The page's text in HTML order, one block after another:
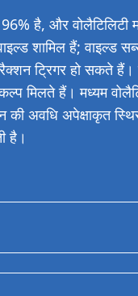
है, और वोलैटिलिटी
शामिल हैं; वाइल्ड
ट्रिगर हो
मिलते हैं। मध्यम
अवधि अपेक्षाकृत
है।